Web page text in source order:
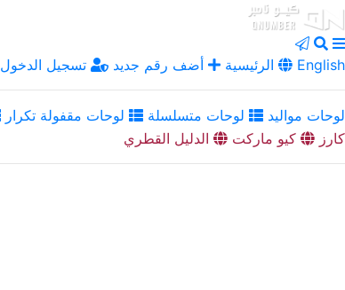
الرئيسية أضف رقم جديد تسجيل الدخول English
لوحات مواليد لوحات متسلسلة لوحات مقفولة تكرار
كارز
كيو ماركت الدليل القطري